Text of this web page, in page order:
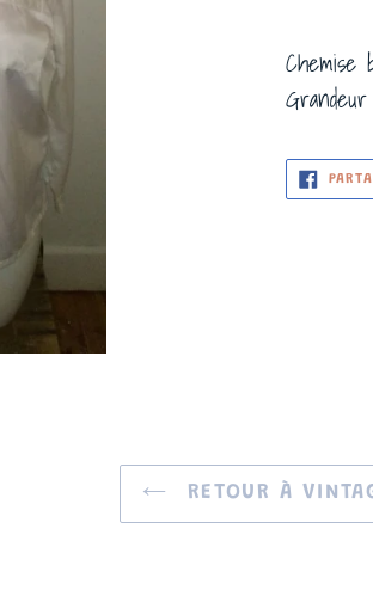
Chemise
RETOUR À